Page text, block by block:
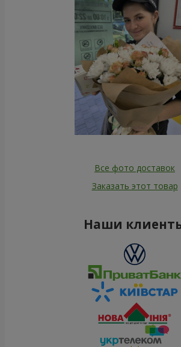
Все фото доставок
Заказать этот товар
Наши